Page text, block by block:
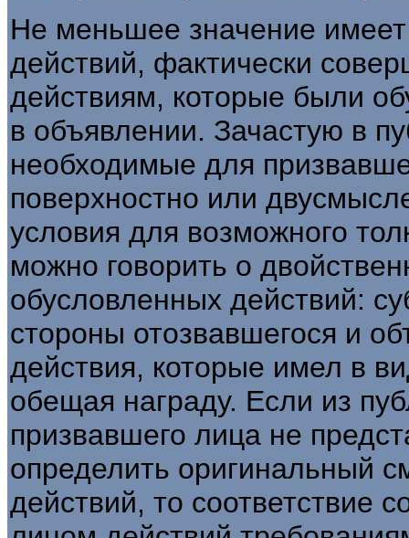
Не меньшее значение имеет
действий, фактически
действиям, которые были
в объявлении. Зачастую в
необходимые для
поверхностно или
условия для возможного
можно говорить о
обусловленных действий:
стороны отозвавшегося и
действия, которые имел в
обещая награду. Если из
призвавшего лица не
определить оригинальный
действий, то соответствие